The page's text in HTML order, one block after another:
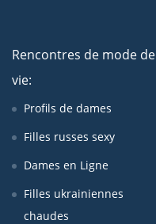
Rencontres de mode de
vie:
Profils de dames
Filles russes sexy
Dames en Ligne
Filles ukrainiennes
chaudes